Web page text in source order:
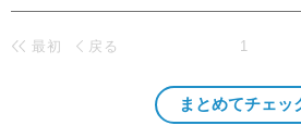
最初 戻る 1